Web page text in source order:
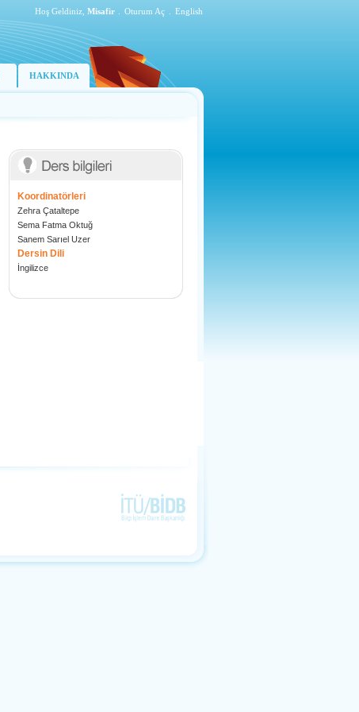
Hoş Geldiniz, Misafir Oturum Aç English
HAKKINDA
Koordinatörleri
Zehra Çataltepe
Sema Fatma Oktuğ
Sanem Sarıel Uzer
Dersin Dili
İngilizce